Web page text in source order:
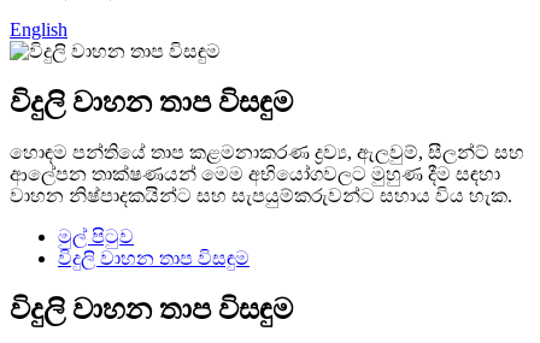
English
විදුලි වාහන තාප විසඳුම
හොඳම පන්තියේ තාප කළමනාකරණ ද්‍රව්‍ය, ඇලවුම්, සීලන්ට් සහ
ආලේපන තාක්ෂණයන් මෙම අභියෝගවලට මුහුණ දීම සඳහා
වාහන නිෂ්පාදකයින්ට සහ සැපයුම්කරුවන්ට සහාය විය හැක.
මුල් පිටුව
විදුලි වාහන තාප විසඳුම
විදුලි වාහන තාප විසඳුම